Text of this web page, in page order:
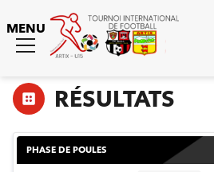
MENU
Toggle
RÉSULTATS
PHASE DE POULES